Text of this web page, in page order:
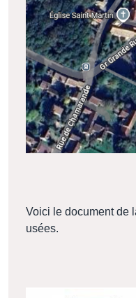
Voici le document de
usées.